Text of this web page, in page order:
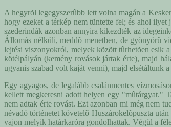
A hegyrõl legegyszerûbb lett volna magán a
hogy ezeket a térkép nem tüntette fel; és ahol
szederindák azonban annyira kikezdték az
Állomás nélküli, meddõ menetben, de gyönyörû
lejtési viszonyokról, melyek között tûrhetõen esik
kötélpályán (kemény rovások jártak érte), majd
ugyanis szabad volt kaját venni), majd elsétáltunk
Egy agyagos, de legalább csalánmentes
kellett megkeresni adott helyen egy "mûtárgyat."
nem adtak érte rovást. Ezt azonban mi még nem
névadó történetet követelõ Huszárokelõpuszta
vajon melyik határkaróra gondolhattak. Végül a